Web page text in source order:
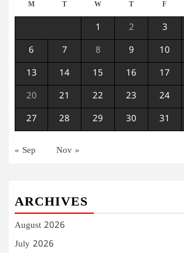
M T W T F
1 2 3
6 7 8 9 10
13 14 15 16 17
20 21 22 23 24
27 28 29 30 31
« Sep Nov »
ARCHIVES
August 2026
July 2026